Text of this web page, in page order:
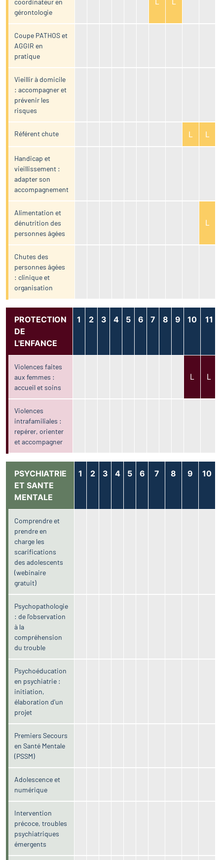
gérontologie
Coupe PATHOS et
AGGIR en
pratique
Vieillir à domicile
: accompagner et
prévenir les
risques
Référent chute L L
Handicap et
vieillissement :
adapter son
accompagnement
Alimentation et
dénutrition des
personnes âgées
L
Chutes des
personnes âgées
: clinique et
organisation
PROTECTION
DE
L'ENFANCE
1 2 3 4 5 6 7 8 9 10 11
Violences faites
aux femmes :
accueil et soins
L L
Violences
intrafamiliales :
repérer, orienter
et accompagner
PSYCHIATRIE
ET SANTE
MENTALE
1 2 3 4 5 6 7 8 9 10
Comprendre et
prendre en
charge les
scarifications
des adolescents
(webinaire
gratuit)
Psychopathologie
: de l'observation
à la
compréhension
du trouble
Psychoéducation
en psychiatrie :
initiation,
élaboration d'un
projet
Premiers Secours
en Santé Mentale
(PSSM)
Adolescence et
numérique
Intervention
précoce, troubles
psychiatriques
émergents